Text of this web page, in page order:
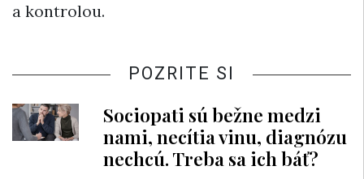
a kontrolou.
POZRITE SI
Sociopati sú bežne medzi
nami, necítia vinu, diagnózu
nechcú. Treba sa ich báť?